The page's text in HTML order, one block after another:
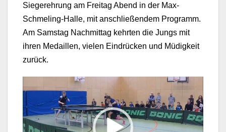
Siegerehrung am Freitag Abend in der Max-
Schmeling-Halle, mit anschließendem Programm.
Am Samstag Nachmittag kehrten die Jungs mit
ihren Medaillen, vielen Eindrücken und Müdigkeit
zurück.
Player